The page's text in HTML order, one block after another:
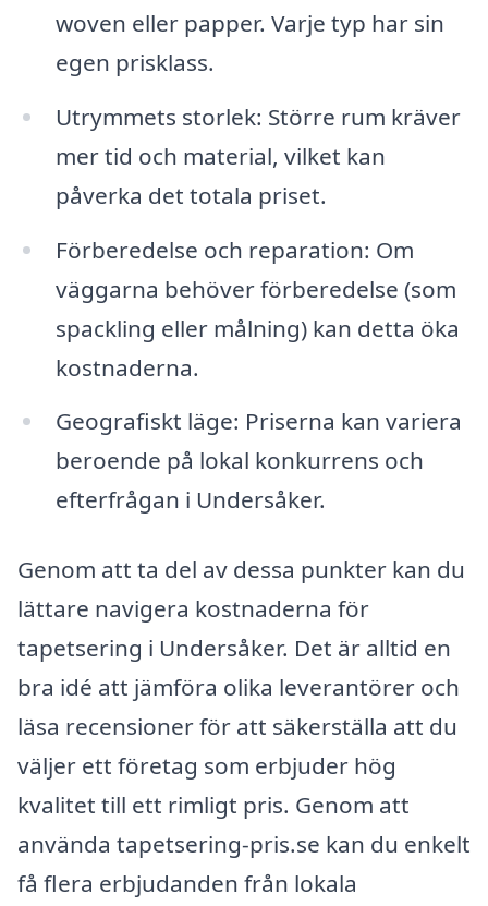
woven eller papper. Varje typ har sin
egen prisklass.
Utrymmets storlek: Större rum kräver
mer tid och material, vilket kan
påverka det totala priset.
Förberedelse och reparation: Om
väggarna behöver förberedelse (som
spackling eller målning) kan detta öka
kostnaderna.
Geografiskt läge: Priserna kan variera
beroende på lokal konkurrens och
efterfrågan i Undersåker.
Genom att ta del av dessa punkter kan du
lättare navigera kostnaderna för
tapetsering i Undersåker. Det är alltid en
bra idé att jämföra olika leverantörer och
läsa recensioner för att säkerställa att du
väljer ett företag som erbjuder hög
kvalitet till ett rimligt pris. Genom att
använda tapetsering-pris.se kan du enkelt
få flera erbjudanden från lokala